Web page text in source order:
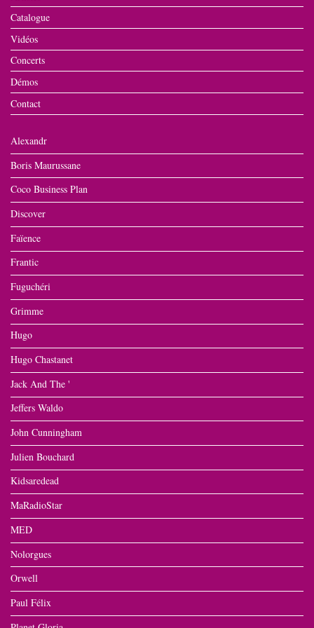
Catalogue
Vidéos
Concerts
Démos
Contact
Alexandr
Boris Maurussane
Coco Business Plan
Discover
Faïence
Frantic
Fuguchéri
Grimme
Hugo
Hugo Chastanet
Jack And The '
Jeffers Waldo
John Cunningham
Julien Bouchard
Kidsaredead
MaRadioStar
MED
Nolorgues
Orwell
Paul Félix